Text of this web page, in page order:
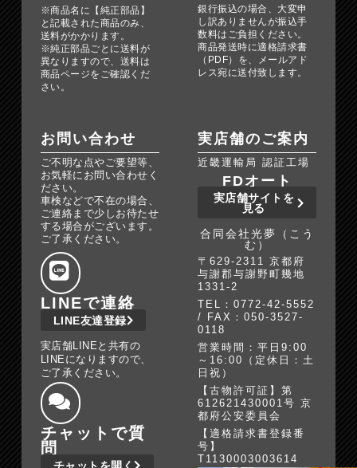
※商品名に【純正部品】
と記載された商品のみ、
送料がかかります。
※純正部品ごとに送料が
異なりますので、送料は
商品ページをご確認くだ
さい。
銀行振込の場合、大変申
し訳ありませんが振込手
数料はご負担ください。
商品発送時に適格請求書
（PDF）を、メールアド
レス宛に送付致します。
お問い合わせ
ご不明な点やご要望等、
お気軽にお問い合わせく
ださい。
車検などで不在の場合、
ご連絡まで少しお待たせ
する場合がございます。
ご了承ください。
LINEで連絡
LINE友達登録
実店舗LINEと共有の
LINEになりますので、
ご了承ください。
チャットで質
問
実店舗のご案内
近畿運輸局 認証工場
FDオート
実店舗サイトを
見る
合同会社光夢（こう
む）
〒629-2311 京都府
与謝郡与謝野町幾地
1331-2
TEL：0772-42-5552
/ FAX：050-3527-
0118
営業時間：平日9:00
～16:00（定休日：土
日祝）
【古物許可証】第
612621430001号 京
都府公安委員会
【適格請求書登録番
号】
T1130003003614